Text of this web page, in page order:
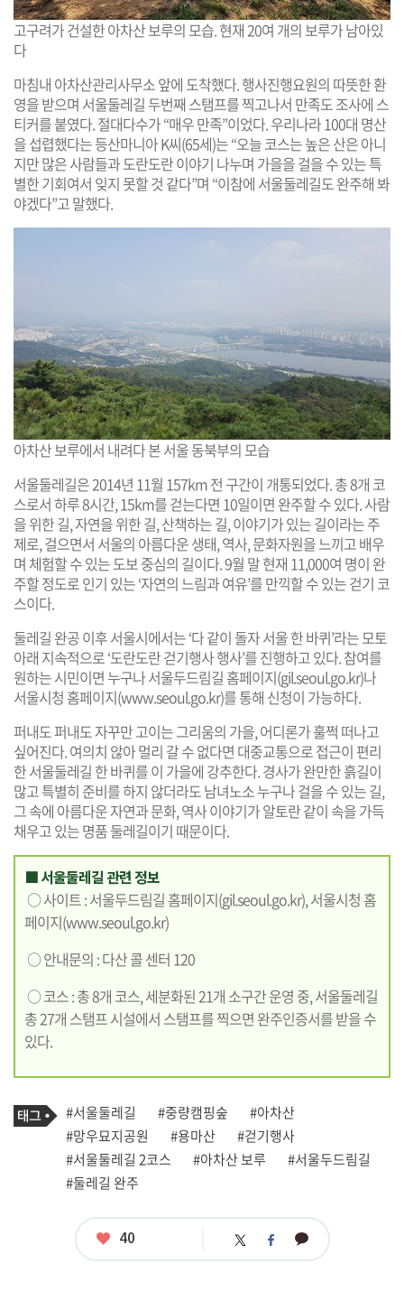
고구려가 건설한 아차산 보루의 모습. 현재 20여 개의 보루가 남아있
다
마침내 아차산관리사무소 앞에 도착했다. 행사진행요원의 따뜻한 환
영을 받으며 서울둘레길 두번째 스탬프를 찍고나서 만족도 조사에 스
티커를 붙였다. 절대다수가 “매우 만족”이었다. 우리나라 100대 명산
을 섭렵했다는 등산마니아 K씨(65세)는 “오늘 코스는 높은 산은 아니
지만 많은 사람들과 도란도란 이야기 나누며 가을을 걸을 수 있는 특
별한 기회여서 잊지 못할 것 같다”며 “이참에 서울둘레길도 완주해 봐
야겠다”고 말했다.
아차산 보루에서 내려다 본 서울 동북부의 모습
서울둘레길은 2014년 11월 157km 전 구간이 개통되었다. 총 8개 코
스로서 하루 8시간, 15km를 걷는다면 10일이면 완주할 수 있다. 사람
을 위한 길, 자연을 위한 길, 산책하는 길, 이야기가 있는 길이라는 주
제로, 걸으면서 서울의 아름다운 생태, 역사, 문화자원을 느끼고 배우
며 체험할 수 있는 도보 중심의 길이다. 9월 말 현재 11,000여 명이 완
주할 정도로 인기 있는 ‘자연의 느림과 여유’를 만끽할 수 있는 걷기 코
스이다.
둘레길 완공 이후 서울시에서는 ‘다 같이 돌자 서울 한 바퀴’라는 모토
아래 지속적으로 ‘도란도란 걷기행사 행사’를 진행하고 있다. 참여를
원하는 시민이면 누구나 서울두드림길 홈페이지(gil.seoul.go.kr)나
서울시청 홈페이지(www.seoul.go.kr)를 통해 신청이 가능하다.
퍼내도 퍼내도 자꾸만 고이는 그리움의 가을, 어디론가 훌쩍 떠나고
싶어진다. 여의치 않아 멀리 갈 수 없다면 대중교통으로 접근이 편리
한 서울둘레길 한 바퀴를 이 가을에 강추한다. 경사가 완만한 흙길이
많고 특별히 준비를 하지 않더라도 남녀노소 누구나 걸을 수 있는 길,
그 속에 아름다운 자연과 문화, 역사 이야기가 알토란 같이 속을 가득
채우고 있는 명품 둘레길이기 때문이다.
■ 서울둘레길 관련 정보
○ 사이트 : 서울두드림길 홈페이지(gil.seoul.go.kr), 서울시청 홈
페이지(www.seoul.go.kr)
○ 안내문의 : 다산 콜 센터 120
○ 코스 : 총 8개 코스, 세분화된 21개 소구간 운영 중, 서울둘레길
총 27개 스탬프 시설에서 스탬프를 찍으면 완주인증서를 받을 수
있다.
기
사
관
련
태
그
태
그
#서울둘레길 #중량캠핑숲
#아차산
#망우묘지공원
#용마산
#걷기행사
#서울둘레길 2코스
#아차산 보루
#서울두드림길
#둘레길 완주
좋
40 트 페 카